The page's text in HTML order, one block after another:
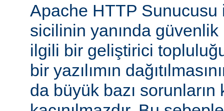
Apache HTTP Sunucusu
sicilinin yanında
ilgili bir geliştirici
bir yazılımın
da büyük bazı